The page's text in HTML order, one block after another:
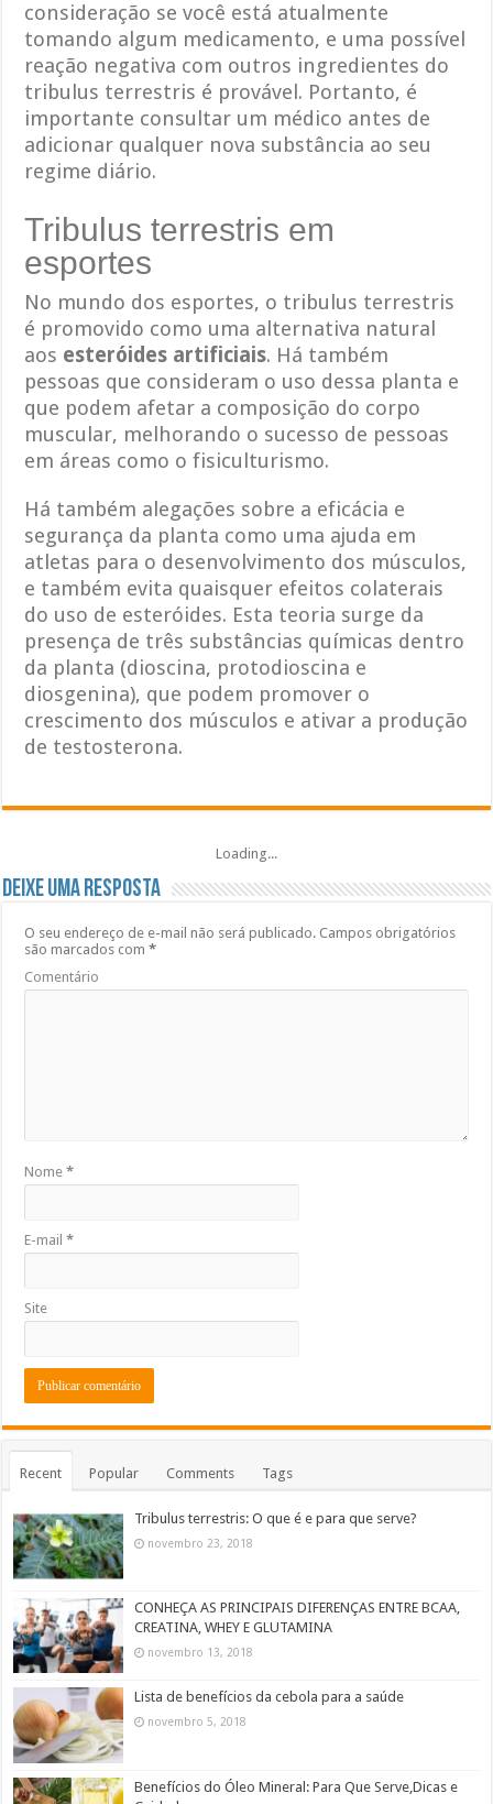
consideração se você está atualmente
tomando algum medicamento, e uma possível
reação negativa com outros ingredientes do
tribulus terrestris é provável. Portanto, é
importante consultar um médico antes de
adicionar qualquer nova substância ao seu
regime diário.
Tribulus terrestris em
esportes
No mundo dos esportes, o tribulus terrestris
é promovido como uma alternativa natural
aos esteróides artificiais. Há também
pessoas que consideram o uso dessa planta e
que podem afetar a composição do corpo
muscular, melhorando o sucesso de pessoas
em áreas como o fisiculturismo.
Há também alegações sobre a eficácia e
segurança da planta como uma ajuda em
atletas para o desenvolvimento dos músculos,
e também evita quaisquer efeitos colaterais
do uso de esteróides. Esta teoria surge da
presença de três substâncias químicas dentro
da planta (dioscina, protodioscina e
diosgenina), que podem promover o
crescimento dos músculos e ativar a produção
de testosterona.
Loading...
Deixe uma resposta
O seu endereço de e-mail não será publicado. Campos obrigatórios
são marcados com*
Comentário
Nome*
E-mail*
Site
Recent Popular Comments Tags
Tribulus terrestris: O que é e para que serve?
novembro 23, 2018
CONHEÇA AS PRINCIPAIS DIFERENÇAS ENTRE BCAA,
CREATINA, WHEY E GLUTAMINA
novembro 13, 2018
Lista de benefícios da cebola para a saúde
novembro 5, 2018
Benefícios do Óleo Mineral: Para Que Serve,Dicas e